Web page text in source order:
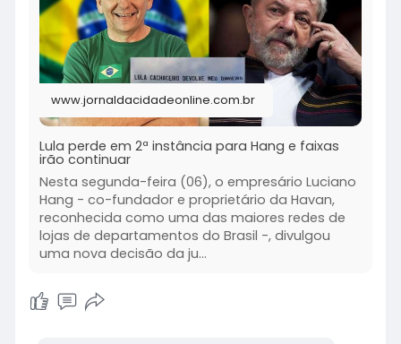
www.jornaldacidadeonline.com.br
Lula perde em 2ª instância para Hang e faixas
irão continuar
Nesta segunda-feira (06), o empresário Luciano
Hang - co-fundador e proprietário da Havan,
reconhecida como uma das maiores redes de
lojas de departamentos do Brasil -, divulgou
uma nova decisão da ju...